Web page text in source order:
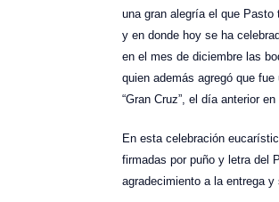
una gran alegría el que Pasto
y en donde hoy se ha
en el mes de diciembre las
quien además agregó que
“Gran Cruz”, el día anterior
En esta celebración
firmadas por puño y letra del
agradecimiento a la entrega